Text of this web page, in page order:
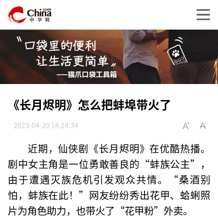
《长月烬明》怎么把蚌埠带火了
2023-04-20 14:24:34
近期，仙侠剧《长月烬明》在优酷热播。
剧中女主角是一位勇敢善良的“蚌族公主”，
由于遭遇灭族危机引发观众共情。“桑酒别
怕，蚌族在此！”网友纷纷秀出花甲、蛤蜊照
片为角色助力，也带火了“花甲粉”外卖。